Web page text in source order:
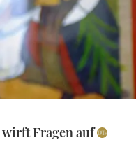
Fragen auf